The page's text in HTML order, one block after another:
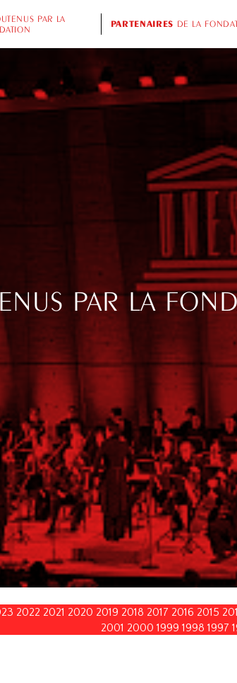
PAR LA
PARTENAIRES DE LA
PAR LA
2022 2021 2020 2019 2018 2017 2016 2015
2001 2000 1999 1998 1997